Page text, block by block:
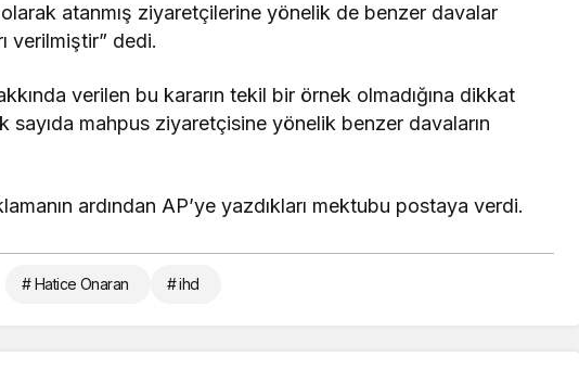
atanmış ziyaretçilerine yönelik de benzer davalar
verilmiştir” dedi.
verilen bu kararın tekil bir örnek olmadığına dikkat
mahpus ziyaretçisine yönelik benzer davaların
ardından AP’ye yazdıkları mektubu postaya verdi.
# Hatice Onaran # ihd